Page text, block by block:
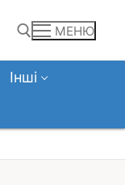
МЕНЮ
Інші